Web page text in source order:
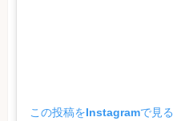
この投稿をInstagramで見る